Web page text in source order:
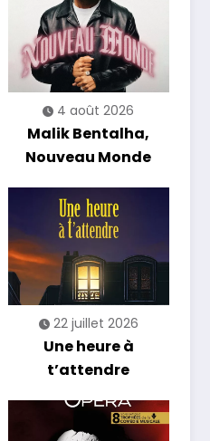
4 août 2026
Malik Bentalha,
Nouveau Monde
22 juillet 2026
Une heure à
t’attendre